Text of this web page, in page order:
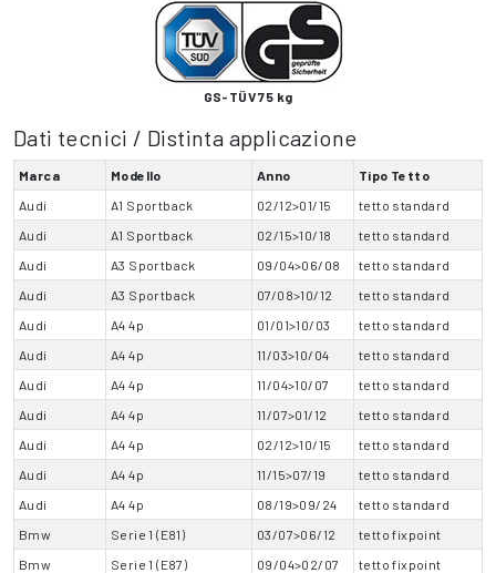
GS-TÜV 75 kg
Dati tecnici / Distinta applicazione
Marca Modello Anno
Tipo Tetto
Audi
A1 Sportback 02/12>01/15
tetto standard
Audi
A1 Sportback 02/15>10/18
tetto standard
Audi
A3 Sportback 09/04>06/08
tetto standard
Audi
A3 Sportback 07/08>10/12
tetto standard
Audi
A4 4p 01/01>10/03
tetto standard
Audi
A4 4p 11/03>10/04
tetto standard
Audi
A4 4p 11/04>10/07
tetto standard
Audi
A4 4p 11/07>01/12
tetto standard
Audi
A4 4p 02/12>10/15
tetto standard
Audi
A4 4p 11/15>07/19
tetto standard
Audi
A4 4p 08/19>09/24
tetto standard
Bmw
Serie 1 (E81) 03/07>06/12
tetto fixpoint
Bmw
Serie 1 (E87) 09/04>02/07
tetto fixpoint